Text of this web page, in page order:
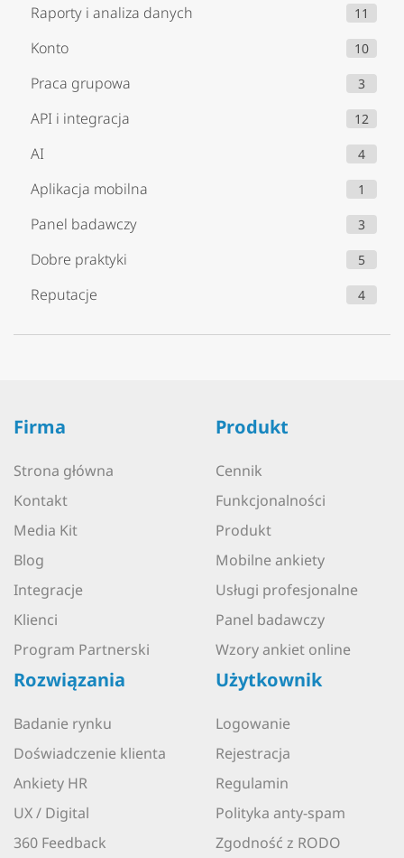
Raporty i analiza danych 11
Konto 10
Praca grupowa 3
API i integracja 12
AI 4
Aplikacja mobilna 1
Panel badawczy 3
Dobre praktyki 5
Reputacje 4
Firma
Strona główna
Kontakt
Media Kit
Blog
Integracje
Klienci
Program Partnerski
Produkt
Cennik
Funkcjonalności
Produkt
Mobilne ankiety
Usługi profesjonalne
Panel badawczy
Wzory ankiet online
Rozwiązania
Badanie rynku
Doświadczenie klienta
Ankiety HR
UX / Digital
360 Feedback
Użytkownik
Logowanie
Rejestracja
Regulamin
Polityka anty-spam
Zgodność z RODO